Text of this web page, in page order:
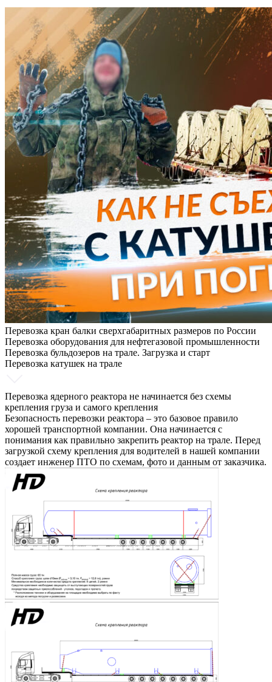
Перевозка кран балки сверхгабаритных размеров по России
Перевозка оборудования для нефтегазовой промышленности
Перевозка бульдозеров на трале. Загрузка и старт
Перевозка катушек на трале
Перевозка ядерного реактора не начинается без схемы
крепления груза и самого крепления
Безопасность перевозки реактора – это базовое правило
хорошей транспортной компании. Она начинается с
понимания как правильно закрепить реактор на трале. Перед
загрузкой схему крепления для водителей в нашей компании
создает инженер ПТО по схемам, фото и данным от заказчика.